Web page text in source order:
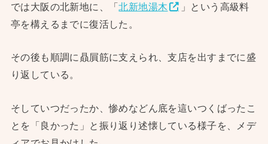
では大阪の北新地に、「北新地湯木
」という高級料
亭を構えるまでに復活した。
その後も順調に贔屓筋に支えられ、支店を出すまでに盛
り返している。
そしていつだったか、惨めなどん底を這いつくばったこ
とを「良かった」と振り返り述懐している様子を、メデ